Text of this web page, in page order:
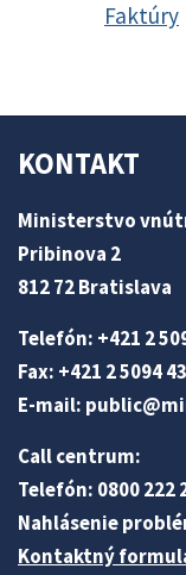
Faktúry
KONTAKT
Ministerstvo
Pribinova 2
812 72 Bratislava
Telefón: +421 2
Fax: +421 2 5094
E-mail:
Call centrum:
Telefón: 0800 222
Nahlásenie
Kontaktný